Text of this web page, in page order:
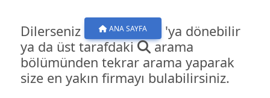
Dilerseniz ANA SAYFA
'ya dönebilir
ya da üst tarafdaki
arama
bölümünden tekrar arama yaparak
size en yakın firmayı bulabilirsiniz.